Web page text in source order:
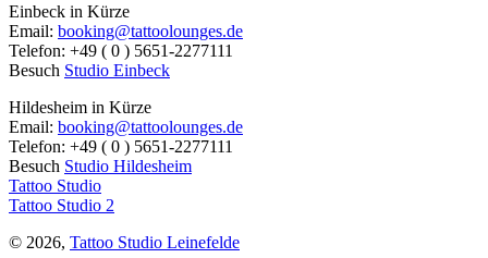
Einbeck in Kürze
Email: booking@tattoolounges.de
Telefon: +49 ( 0 ) 5651-2277111
Besuch Studio Einbeck
Hildesheim in Kürze
Email: booking@tattoolounges.de
Telefon: +49 ( 0 ) 5651-2277111
Besuch Studio Hildesheim
Tattoo Studio
Tattoo Studio 2
© 2026, Tattoo Studio Leinefelde